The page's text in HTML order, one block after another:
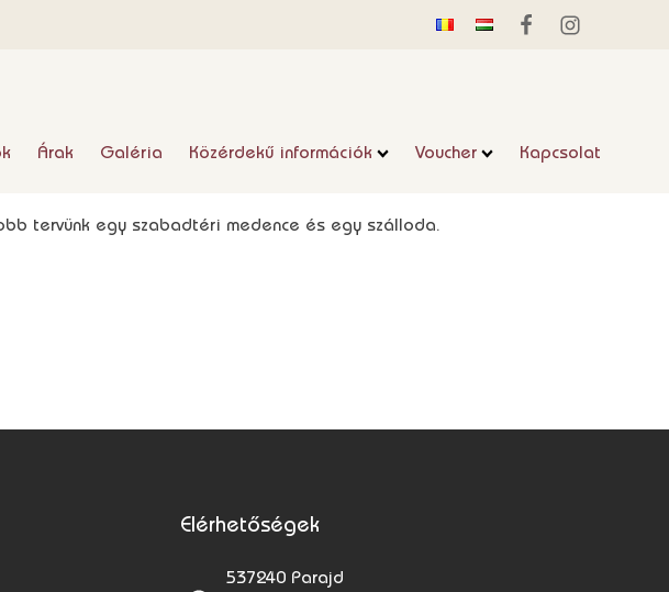
Árak Galéria Közérdekű információk Voucher Kapcsolat
tervünk egy szabadtéri medence és egy szálloda.
Elérhetőségek
537240 Parajd